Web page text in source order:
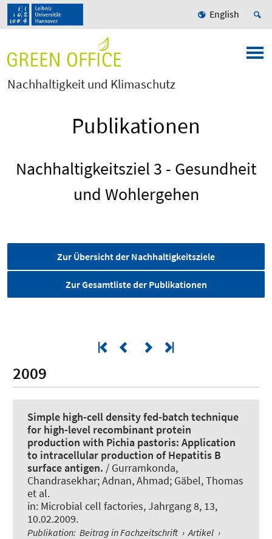
English
Nachhaltigkeit und Klimaschutz
Publikationen
Nachhaltigkeitsziel 3 - Gesundheit
und Wohlergehen
Zur Übersicht der Nachhaltigkeitsziele
Zur Gesamtliste der Publikationen
2009
Simple high-cell density fed-batch technique
for high-level recombinant protein
production with Pichia pastoris: Application
to intracellular production of Hepatitis B
surface antigen. / Gurramkonda,
Chandrasekhar; Adnan, Ahmad; Gäbel, Thomas
et al.
in: Microbial cell factories, Jahrgang 8, 13,
10.02.2009.
Publikation: Beitrag in Fachzeitschrift › Artikel ›